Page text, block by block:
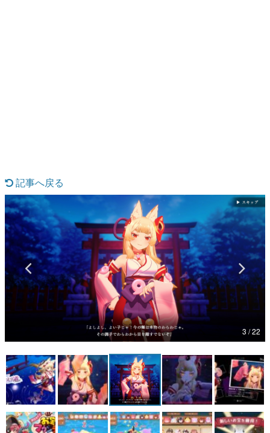
具体的な形から解き明かしていく、硬派で骨太な評論連載
ゲームが変えた日本語
「経験値」「裏技」「ラスボス」… ゲームにまつわる言葉
の起源や用法の変遷を、コンピューター文化史研究家・タ
イニーP氏が徹底調査。
カテゴリ
特集記事
女性向け
アプリレビュー
その他
記事へ戻る
3 / 22